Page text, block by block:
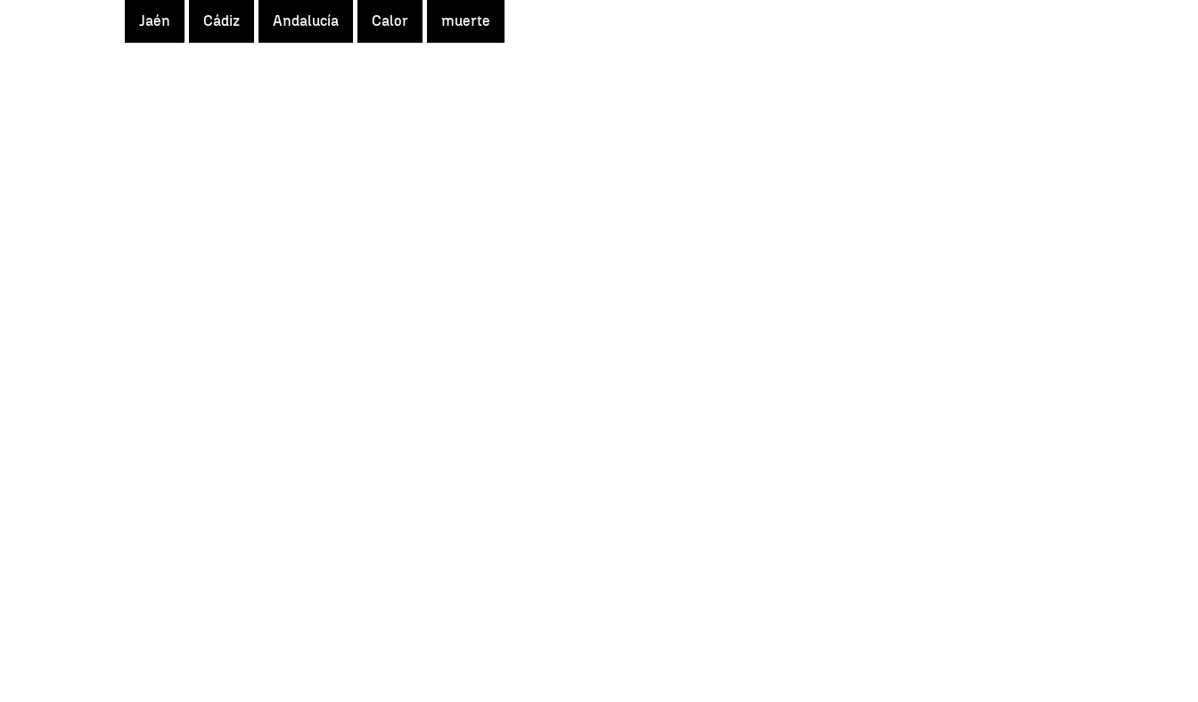
Jaén Cádiz Andalucía Calor muerte